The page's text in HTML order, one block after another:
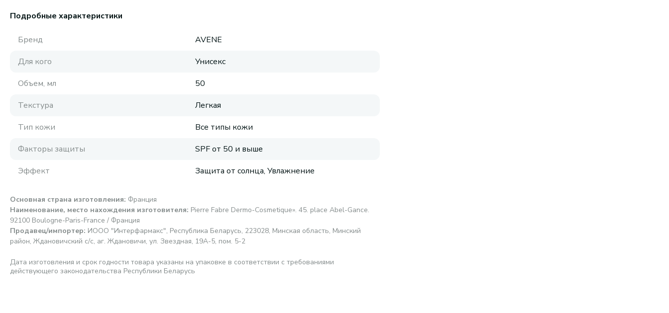
Подробные характеристики
Бренд
AVENE
Для кого
Унисекс
Объем, мл
50
Текстура
Легкая
Тип кожи
Все типы кожи
Факторы защиты
SPF от 50 и выше
Эффект
Защита от солнца, Увлажнение
Основная страна изготовления: Франция
Наименование, место нахождения изготовителя: Pierre Fabre Dermo-Cosmetique». 45. place Abel-Gance.
92100 Boulogne-Paris-France / Франция
Продавец/импортер: ИООО "Интерфармакс", Республика Беларусь, 223028, Минская область, Минский
район, Ждановичский с/с, аг. Ждановичи, ул. Звездная, 19А-5, пом. 5-2
Дата изготовления и срок годности товара указаны на упаковке в соответствии с требованиями
действующего законодательства Республики Беларусь